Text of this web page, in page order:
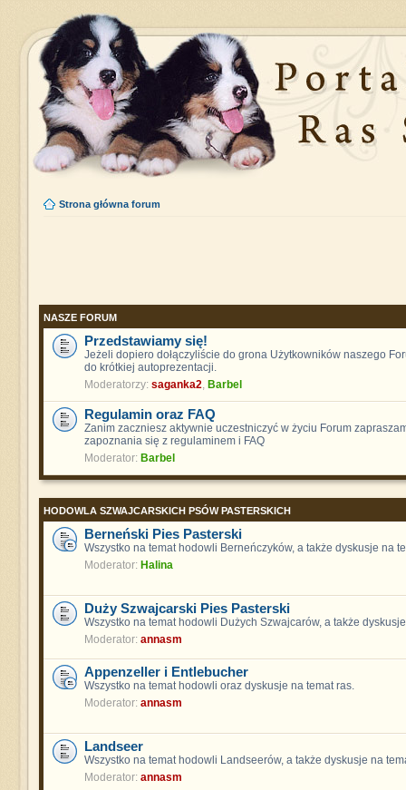
Strona główna forum
NASZE FORUM
Przedstawiamy się!
Jeżeli dopiero dołączyliście do grona Użytkowników naszego
do krótkiej autoprezentacji.
Moderatorzy: saganka2 Barbel
Regulamin oraz FAQ
Zanim zaczniesz aktywnie uczestniczyć w życiu Forum
zapoznania się z regulaminem i FAQ
Moderator: Barbel
HODOWLA SZWAJCARSKICH PSÓW PASTERSKICH
Berneński Pies Pasterski
Wszystko na temat hodowli Berneńczyków, a także dyskusje na
Moderator: Halina
Duży Szwajcarski Pies Pasterski
Wszystko na temat hodowli Dużych Szwajcarów, a także
Moderator: annasm
Appenzeller i Entlebucher
Wszystko na temat hodowli oraz dyskusje na temat ras.
Moderator: annasm
Landseer
Wszystko na temat hodowli Landseerów, a także dyskusje na
Moderator: annasm